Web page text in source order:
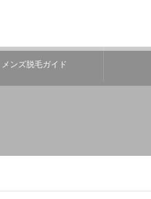
メンズ脱毛ガイド